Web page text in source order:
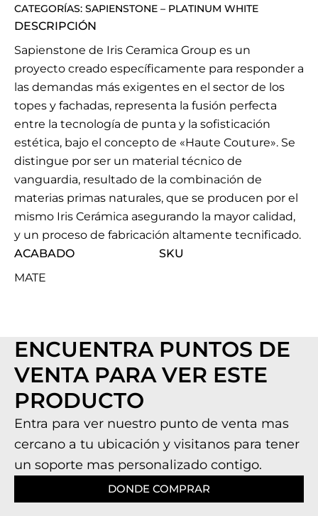
CATEGORÍAS: SAPIENSTONE – PLATINUM WHITE
DESCRIPCIÓN
Sapienstone de Iris Ceramica Group es un
proyecto creado específicamente para responder a
las demandas más exigentes en el sector de los
topes y fachadas, representa la fusión perfecta
entre la tecnología de punta y la sofisticación
estética, bajo el concepto de «Haute Couture». Se
distingue por ser un material técnico de
vanguardia, resultado de la combinación de
materias primas naturales, que se producen por el
mismo Iris Cerámica asegurando la mayor calidad,
y un proceso de fabricación altamente tecnificado.
ACABADO
MATE
SKU
ENCUENTRA PUNTOS DE
VENTA PARA VER ESTE
PRODUCTO
Entra para ver nuestro punto de venta mas
cercano a tu ubicación y visitanos para tener
un soporte mas personalizado contigo.
DONDE COMPRAR